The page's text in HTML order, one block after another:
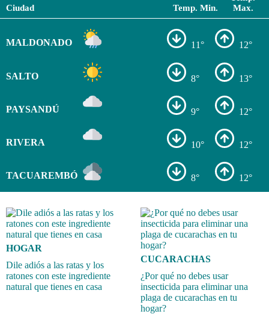
Ciudad Temp. Min.
Max.
MALDONADO 11° 12°
SALTO 8° 13°
PAYSANDÚ 9° 12°
RIVERA 10° 12°
TACUAREMBÓ 8° 12°
HOGAR
Dile adiós a las ratas y los
ratones con este ingrediente
natural que tienes en casa
CUCARACHAS
¿Por qué no debes usar
insecticida para eliminar una
plaga de cucarachas en tu
hogar?